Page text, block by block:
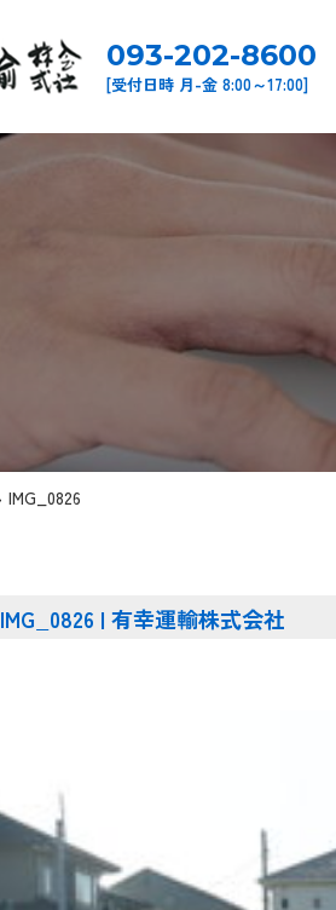
093-202-8600
[受付日時 月-金 8:00～17:00]
IMG_0826
IMG_0826 | 有幸運輸株式会社